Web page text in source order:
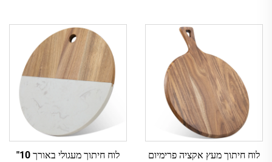
לוח חיתוך מעץ אקציה פרימיום
לוח חיתוך מעגולי באורך 10"